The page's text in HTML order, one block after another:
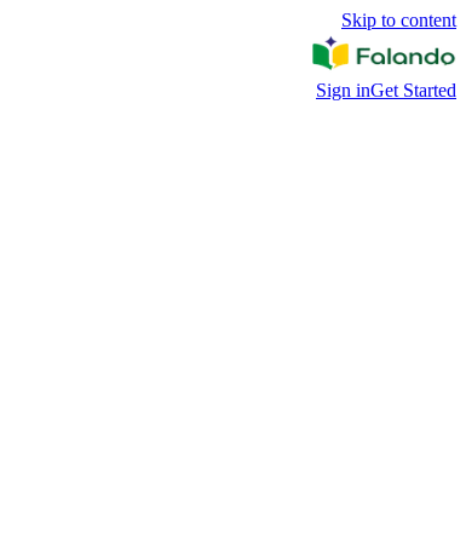
Skip to content
Sign inGet Started